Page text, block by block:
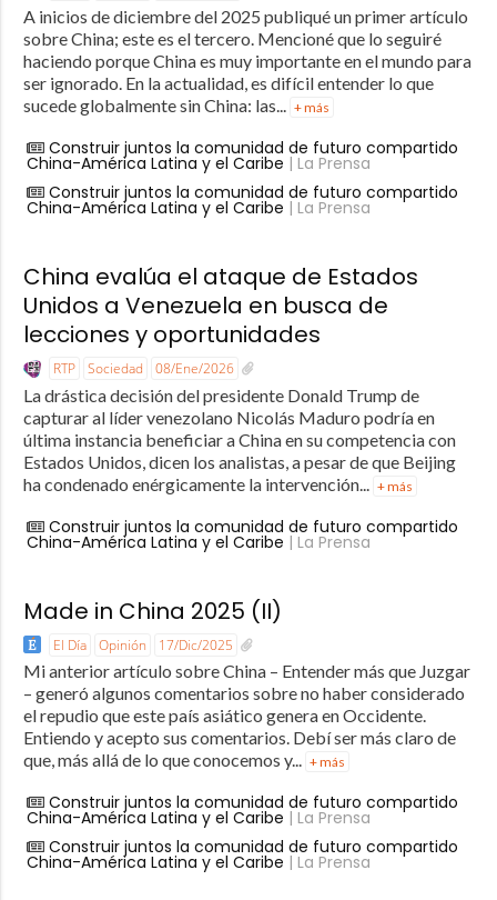
A inicios de diciembre del 2025 publiqué un primer artículo
sobre China; este es el tercero. Mencioné que lo seguiré
haciendo porque China es muy importante en el mundo para
ser ignorado. En la actualidad, es difícil entender lo que
sucede globalmente sin China: las...
+ más
Construir juntos la comunidad de futuro compartido
China-América Latina y el Caribe | La Prensa
Construir juntos la comunidad de futuro compartido
China-América Latina y el Caribe | La Prensa
China evalúa el ataque de Estados
Unidos a Venezuela en busca de
lecciones y oportunidades
RTP Sociedad 08/Ene/2026
La drástica decisión del presidente Donald Trump de
capturar al líder venezolano Nicolás Maduro podría en
última instancia beneficiar a China en su competencia con
Estados Unidos, dicen los analistas, a pesar de que Beijing
ha condenado enérgicamente la intervención...
+ más
Construir juntos la comunidad de futuro compartido
China-América Latina y el Caribe | La Prensa
Made in China 2025 (II)
El Día Opinión 17/Dic/2025
Mi anterior artículo sobre China – Entender más que Juzgar
– generó algunos comentarios sobre no haber considerado
el repudio que este país asiático genera en Occidente.
Entiendo y acepto sus comentarios. Debí ser más claro de
que, más allá de lo que conocemos y... + más
Construir juntos la comunidad de futuro compartido
China-América Latina y el Caribe | La Prensa
Construir juntos la comunidad de futuro compartido
China-América Latina y el Caribe | La Prensa